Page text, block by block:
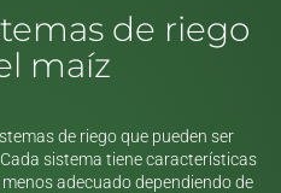
de riego
maíz
de riego que pueden ser
. Cada sistema tiene características
adecuado dependiendo de